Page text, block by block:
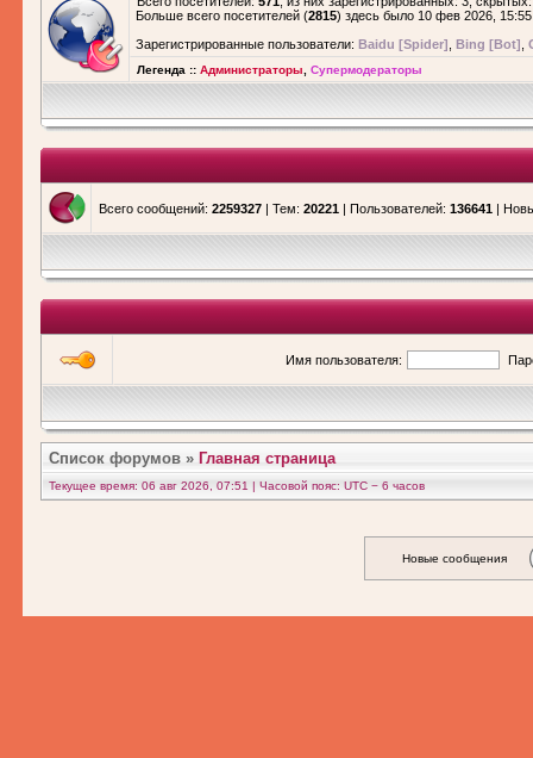
Больше всего посетителей (2815) здесь было 10 фев 2026, 15:55
Зарегистрированные пользователи: Baidu [Spider] Bing [Bot]
Легенда :: Администраторы Супермодераторы
Всего сообщений: 2259327 | Тем: 20221 | Пользователей: 136641 |
Имя пользователя:
Список форумов » Главная страница
Текущее время: 06 авг 2026, 07:51 | Часовой пояс: UTC − 6 часов
Новые сообщения